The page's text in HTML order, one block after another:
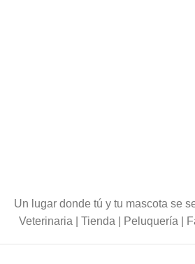
Un lugar donde tú y tu mascota se
Veterinaria | Tienda | Peluquería |